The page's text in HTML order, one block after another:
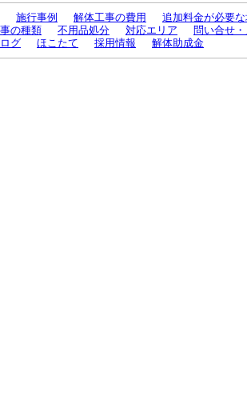
施行事例 解体工事の費用
追加料金が必要
の種類
不用品処分 対応エリア
問い合せ
グ
ほこたて 採用情報 解体助成金